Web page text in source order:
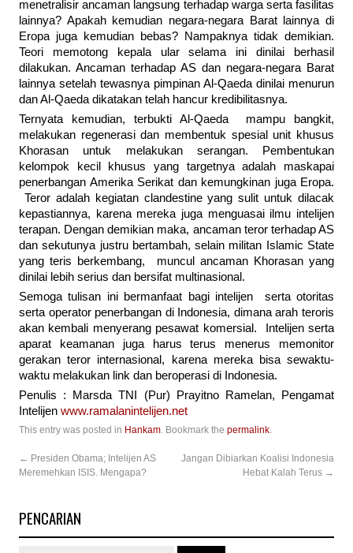
menetralisir ancaman langsung terhadap warga serta fasilitas
lainnya? Apakah kemudian negara-negara Barat lainnya di
Eropa juga kemudian bebas? Nampaknya tidak demikian.
Teori memotong kepala ular selama ini dinilai berhasil
dilakukan. Ancaman terhadap AS dan negara-negara Barat
lainnya setelah tewasnya pimpinan Al-Qaeda dinilai menurun
dan Al-Qaeda dikatakan telah hancur kredibilitasnya.
Ternyata kemudian, terbukti Al-Qaeda mampu bangkit,
melakukan regenerasi dan membentuk spesial unit khusus
Khorasan untuk melakukan serangan. Pembentukan
kelompok kecil khusus yang targetnya adalah maskapai
penerbangan Amerika Serikat dan kemungkinan juga Eropa.
Teror adalah kegiatan clandestine yang sulit untuk dilacak
kepastiannya, karena mereka juga menguasai ilmu intelijen
terapan. Dengan demikian maka, ancaman teror terhadap AS
dan sekutunya justru bertambah, selain militan Islamic State
yang teris berkembang, muncul ancaman Khorasan yang
dinilai lebih serius dan bersifat multinasional.
Semoga tulisan ini bermanfaat bagi intelijen serta otoritas
serta operator penerbangan di Indonesia, dimana arah teroris
akan kembali menyerang pesawat komersial. Intelijen serta
aparat keamanan juga harus terus menerus memonitor
gerakan teror internasional, karena mereka bisa sewaktu-
waktu melakukan link dan beroperasi di Indonesia.
Penulis : Marsda TNI (Pur) Prayitno Ramelan, Pengamat
Intelijen www.ramalanintelijen.net
This entry was posted in Hankam. Bookmark the permalink.
← Presiden Obama; Intelijen AS
Meremehkan ISIS. Mengapa?
Jangan Dibiarkan Koalisi Indonesia
Hebat Kalah Terus →
PENCARIAN